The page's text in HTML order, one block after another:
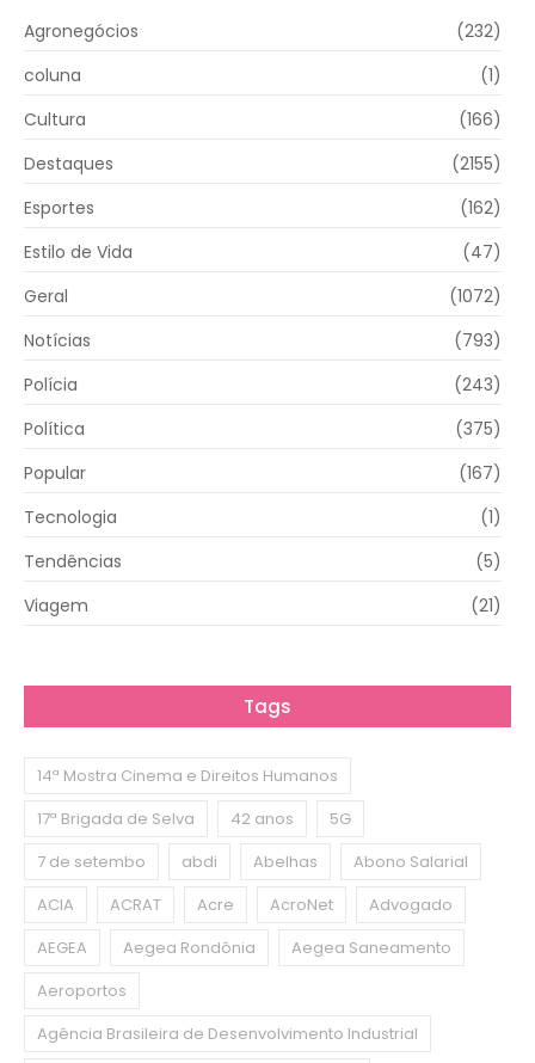
Agronegócios
(232)
coluna
(1)
Cultura
(166)
Destaques
(2155)
Esportes
(162)
Estilo de Vida
(47)
Geral
(1072)
Notícias
(793)
Polícia
(243)
Política
(375)
Popular
(167)
Tecnologia
(1)
Tendências
(5)
Viagem
(21)
Tags
14ª Mostra Cinema e Direitos Humanos
17ª Brigada de Selva
42 anos
5G
7 de setembo
abdi Abelhas
Abono Salarial
ACIA
ACRAT Acre AcroNet
Advogado
AEGEA
Aegea Rondônia
Aegea Saneamento
Aeroportos
Agência Brasileira de Desenvolvimento Industrial